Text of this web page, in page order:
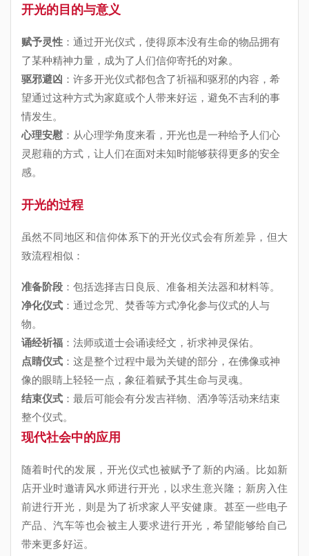
开光的目的与意义
赋予灵性 ：通过开光仪式，使得原本没有生命的物品拥有
了某种精神力量，成为了人们信仰寄托的对象。
驱邪避凶 ：许多开光仪式都包含了祈福和驱邪的内容，希
望通过这种方式为家庭或个人带来好运，避免不吉利的事
情发生。
心理安慰 ：从心理学角度来看，开光也是一种给予人们心
灵慰藉的方式，让人们在面对未知时能够获得更多的安全
感。
开光的过程
虽然不同地区和信仰体系下的开光仪式会有所差异，但大
致流程相似：
准备阶段 ：包括选择吉日良辰、准备相关法器和材料等。
净化仪式 ：通过念咒、焚香等方式净化参与仪式的人与
物。
诵经祈福 ：法师或道士会诵读经文，祈求神灵保佑。
点睛仪式 ：这是整个过程中最为关键的部分，在佛像或神
像的眼睛上轻轻一点，象征着赋予其生命与灵魂。
结束仪式 ：最后可能会有分发吉祥物、洒净等活动来结束
整个仪式。
现代社会中的应用
随着时代的发展，开光仪式也被赋予了新的内涵。比如新
店开业时邀请风水师进行开光，以求生意兴隆；新房入住
前进行开光，则是为了祈求家人平安健康。甚至一些电子
产品、汽车等也会被主人要求进行开光，希望能够给自己
带来更多好运。